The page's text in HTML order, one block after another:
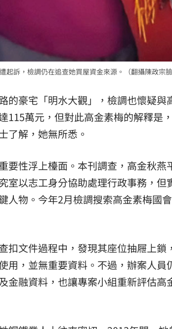
訴，檢調仍在追查她買屋資金來源。（翻攝陳政宗臉
的豪宅「明水大觀」，檢調也懷疑與
115萬元，但對此高金素梅的解釋是
了解，她無所悉。
要性浮上檯面。本刊調查，高金秋燕
室以志工身分協助處理行政事務，但
人物。今年2月檢調搜索高金素梅國
扣文件過程中，發現其座位抽屜上鎖
用，並無重要資料。不過，辦案人員
金融資料，也讓專案小組重新評估高